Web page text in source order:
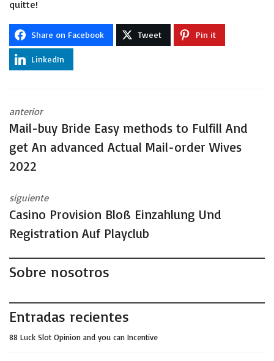
quitte!
Share on Facebook Tweet Pin it
LinkedIn
anterior
Mail-buy Bride Easy methods to Fulfill And
get An advanced Actual Mail-order Wives
2022
siguiente
Casino Provision Bloß Einzahlung Und
Registration Auf Playclub
Sobre nosotros
Entradas recientes
88 Luck Slot Opinion and you can Incentive